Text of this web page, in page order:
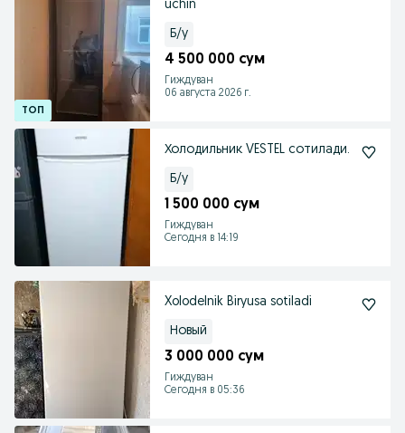
uchin
Б/у
4 500 000 сум
Гиждуван
06 августа 2026 г.
Холодильник VESTEL сотилади.
Б/у
1 500 000 сум
Гиждуван
Сегодня в 14:19
Xolodelnik Biryusa sotiladi
Новый
3 000 000 сум
Гиждуван
Сегодня в 05:36